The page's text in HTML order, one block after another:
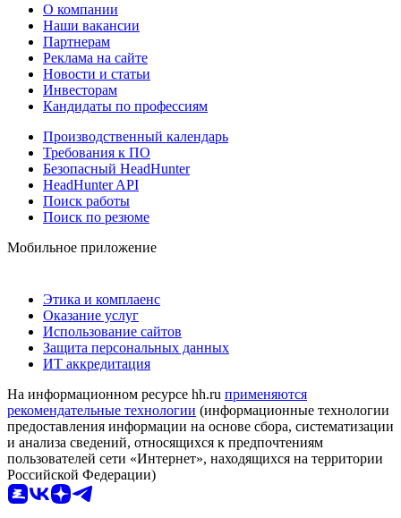
О компании
Наши вакансии
Партнерам
Реклама на сайте
Новости и статьи
Инвесторам
Кандидаты по профессиям
Производственный календарь
Требования к ПО
Безопасный HeadHunter
HeadHunter API
Поиск работы
Поиск по резюме
Мобильное приложение
Этика и комплаенс
Оказание услуг
Использование сайтов
Защита персональных данных
ИТ аккредитация
На информационном ресурсе hh.ru применяются
рекомендательные технологии (информационные технологии
предоставления информации на основе сбора, систематизации
и анализа сведений, относящихся к предпочтениям
пользователей сети «Интернет», находящихся на территории
Российской Федерации)